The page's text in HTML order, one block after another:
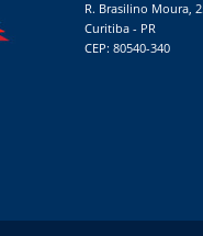
R. Brasilino Moura,
Curitiba - PR
CEP: 80540-340